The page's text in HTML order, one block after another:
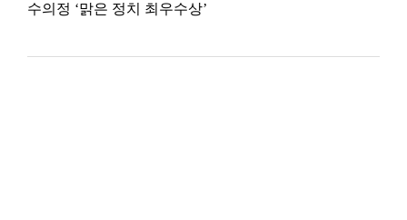
수의정 ‘맑은 정치 최우수상’